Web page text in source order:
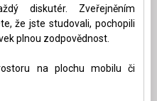
diskutér. Zveřejněním
že jste studovali, pochopili
plnou zodpovědnost.
na plochu mobilu či